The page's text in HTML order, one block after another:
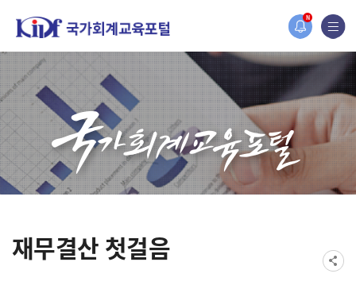
N
2019년도 국가회계 전문교육 사전수요조사 안내
[설문조사] 2019년도 국가회계 전문교육 사전수요조사 안내
재무결산 첫걸음